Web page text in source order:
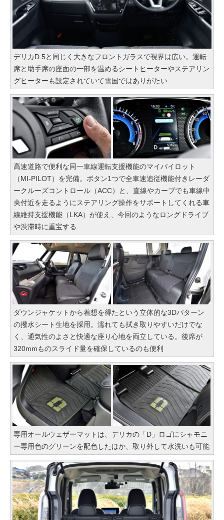
デリカD:5と同じく大きなフロントガラスで視界は広い。運転
席と助手席の座面の一部を温めるシートヒーターやステアリン
グヒーターも設定されていて雪国ではありがたい
高速道路で便利な同一車線運転支援機能のマイパイロット
（MI-PILOT）を完備。ボタン1つで全車速追従機能付きレーダ
ークルーズコントロール（ACC）と、直線やカーブでも車線中
央付近を走るようにステアリング操作をサポートしてくれる車
線維持支援機能（LKA）が使え、今回のようなロングドライブ
や渋滞時に重宝する
ダウンジャケットから着想を得たという立体的な3Dパターン
の撥水シート生地を採用。濡れても拭き取りやすいだけでな
く、通気性のよさと快適な座り心地を両立している。後席が
320mmものスライド量を確保しているのも便利
専用オールウェザーマットは、デリカの「D」ロゴにシャモニ
ー専用色のグリーンを配色したほか、取り外して水洗いも可能